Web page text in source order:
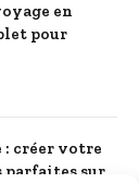
en
pour
: créer votre
parfaites sur